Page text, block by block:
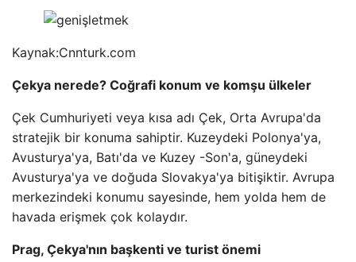
Kaynak:Cnnturk.com
Çekya nerede? Coğrafi konum ve komşu ülkeler
Çek Cumhuriyeti veya kısa adı Çek, Orta Avrupa'da
stratejik bir konuma sahiptir. Kuzeydeki Polonya'ya,
Avusturya'ya, Batı'da ve Kuzey -Son'a, güneydeki
Avusturya'ya ve doğuda Slovakya'ya bitişiktir. Avrupa
merkezindeki konumu sayesinde, hem yolda hem de
havada erişmek çok kolaydır.
Prag, Çekya'nın başkenti ve turist önemi